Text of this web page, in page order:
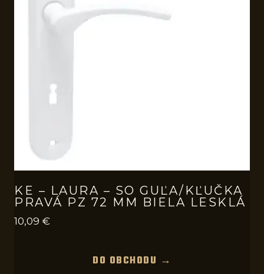
KE – LAURA – SO GUĽA/KĽUČKA
PRAVÁ PZ 72 MM BIELA LESKLÁ
10,09 €
DO OBCHODU →